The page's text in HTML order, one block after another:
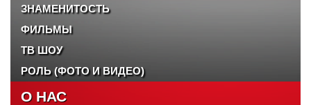
ЗНАМЕНИТОСТЬ
ФИЛЬМЫ
ТВ ШОУ
РОЛЬ (ФОТО И ВИДЕО)
О НАС